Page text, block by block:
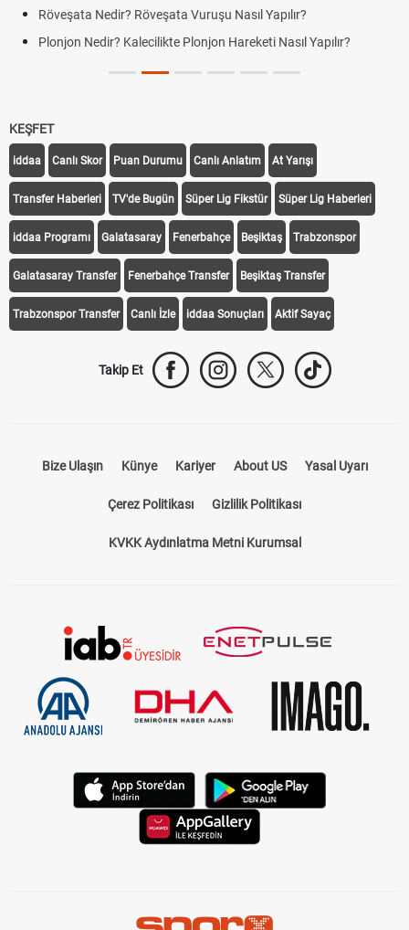
Röveşata Nedir? Röveşata Vuruşu Nasıl Yapılır?
Plonjon Nedir? Kalecilikte Plonjon Hareketi Nasıl Yapılır?
KEŞFET
iddaa Canlı Skor Puan Durumu Canlı Anlatım At Yarışı
Transfer Haberleri TV'de Bugün Süper Lig Fikstür Süper Lig Haberleri
iddaa Programı Galatasaray Fenerbahçe Beşiktaş Trabzonspor
Galatasaray Transfer Fenerbahçe Transfer Beşiktaş Transfer
Trabzonspor Transfer Canlı İzle iddaa Sonuçları Aktif Sayaç
Takip Et
Bize Ulaşın Künye Kariyer About US Yasal Uyarı
Çerez Politikası Gizlilik Politikası
KVKK Aydınlatma Metni Kurumsal